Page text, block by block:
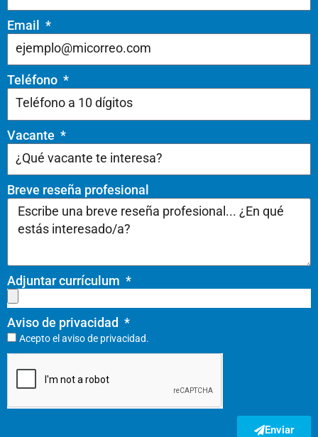
Email
Teléfono
Vacante
Breve reseña profesional
Adjuntar currículum
Aviso de privacidad
Acepto el aviso de privacidad.
Enviar